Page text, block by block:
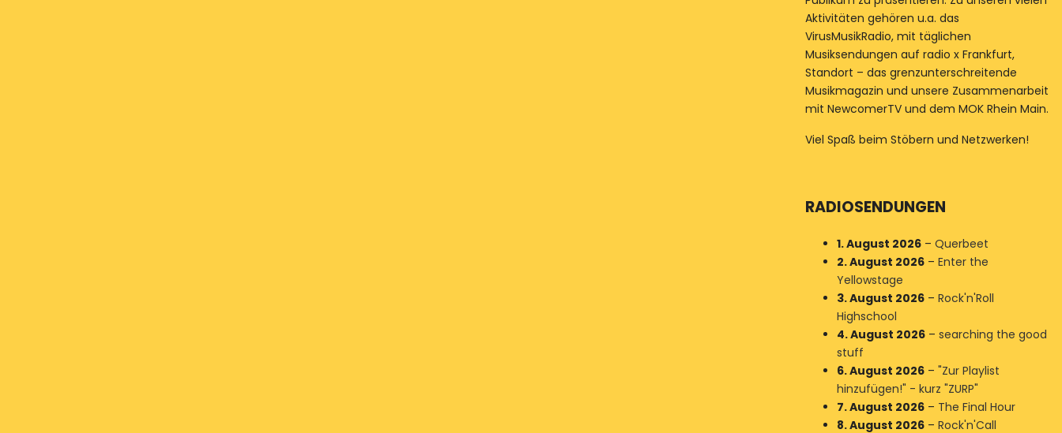
Aktivitäten gehören u.a. das
VirusMusikRadio, mit täglichen
Musiksendungen auf radio x Frankfurt,
Standort – das grenzunterschreitende
Musikmagazin und unsere Zusammenarbeit
mit NewcomerTV und dem MOK Rhein Main.
Viel Spaß beim Stöbern und Netzwerken!
RADIOSENDUNGEN
1. August 2026– Querbeet
2. August 2026– Enter the
Yellowstage
3. August 2026– Rock'n'Roll
Highschool
4. August 2026– searching the good
stuff
6. August 2026– "Zur Playlist
hinzufügen!" - kurz "ZURP"
7. August 2026– The Final Hour
8. August 2026– Rock'n'Call